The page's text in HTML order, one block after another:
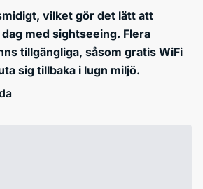
vilket gör det lätt att
med sightseeing. Flera
tillgängliga, såsom gratis WiFi
sig tillbaka i lugn miljö.